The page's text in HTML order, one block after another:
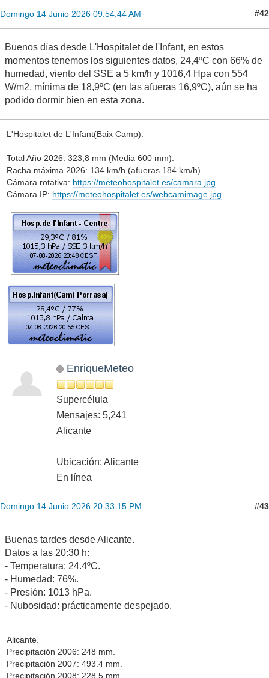
Domingo 14 Junio 2026 09:54:44 AM #42
Buenos días desde L'Hospitalet de l'Infant, en estos
momentos tenemos los siguientes datos, 24,4ºC con 66% de
humedad, viento del SSE a 5 km/h y 1016,4 Hpa con 554
W/m2, mínima de 18,9ºC (en las afueras 16,9ºC), aún se ha
podido dormir bien en esta zona.
L'Hospitalet de L'Infant(Baix Camp).
Total Año 2026: 323,8 mm (Media 600 mm).
Racha máxima 2026: 134 km/h (afueras 184 km/h)
Cámara rotativa: https://meteohospitalet.es/camara.jpg
Cámara IP: https://meteohospitalet.es/webcamimage.jpg
EnriqueMeteo
Supercélula
Mensajes: 5,241
Alicante
Ubicación: Alicante
En línea
Domingo 14 Junio 2026 20:33:15 PM #43
Buenas tardes desde Alicante.
Datos a las 20:30 h:
- Temperatura: 24.4ºC.
- Humedad: 76%.
- Presión: 1013 hPa.
- Nubosidad: prácticamente despejado.
Alicante.
Precipitación 2006: 248 mm.
Precipitación 2007: 493.4 mm.
Precipitación 2008: 228.5 mm.